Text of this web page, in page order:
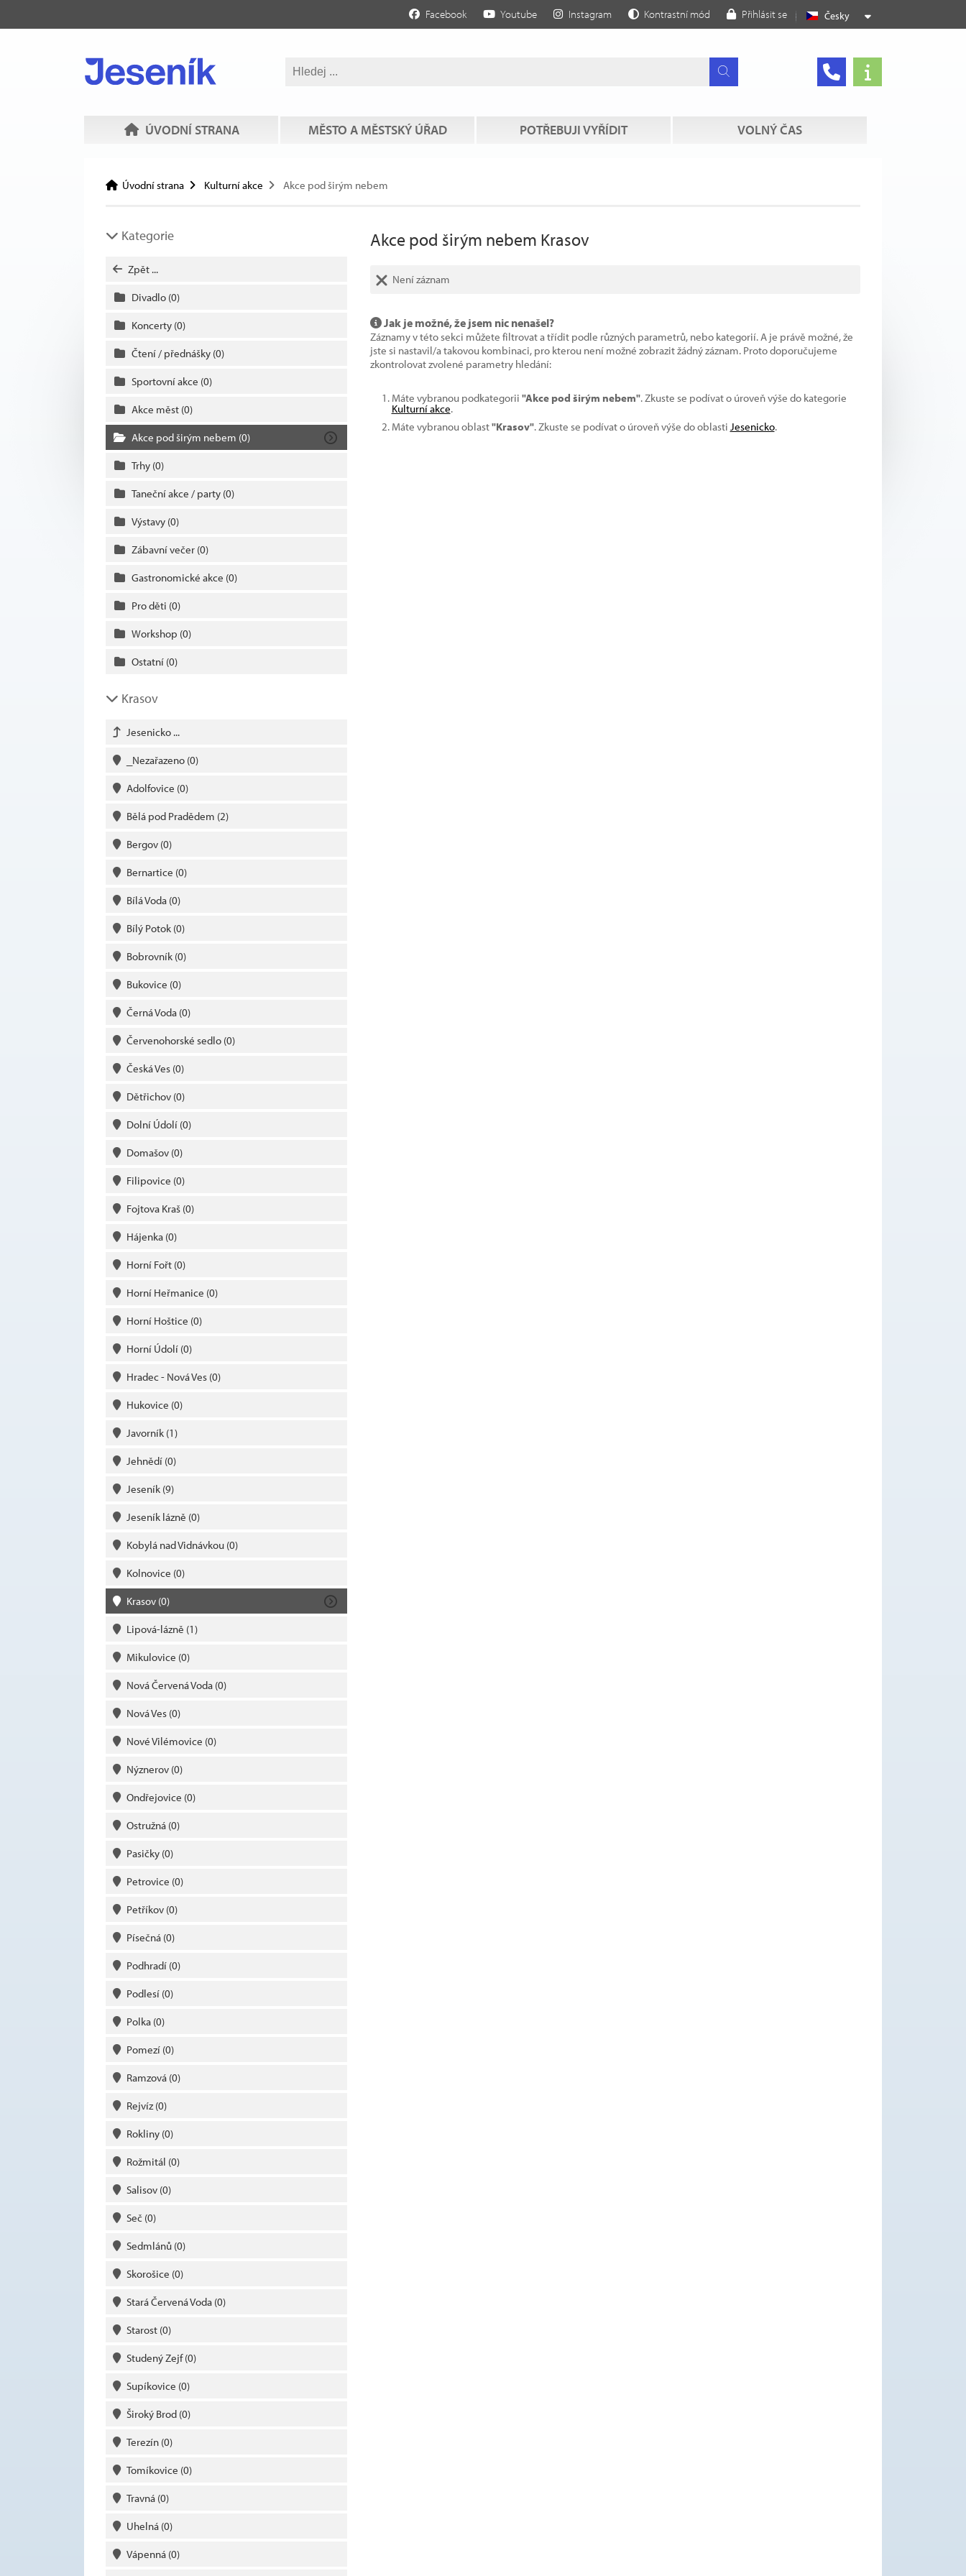
Česky
Facebook Youtube Instagram Kontrastní mód Přihlásit se
ÚVODNÍ STRANA MĚSTO A MĚSTSKÝ ÚŘAD POTŘEBUJI VYŘÍDIT VOLNÝ ČAS
Úvodní strana Kulturní akce Akce pod širým nebem
Kategorie
Zpět ...
Divadlo (0)
Koncerty (0)
Čtení / přednášky (0)
Sportovní akce (0)
Akce měst (0)
Akce pod širým nebem (0)
Trhy (0)
Taneční akce / party (0)
Výstavy (0)
Zábavní večer (0)
Gastronomické akce (0)
Pro děti (0)
Workshop (0)
Ostatní (0)
Krasov
Jesenicko ...
_Nezařazeno (0)
Adolfovice (0)
Bělá pod Pradědem (2)
Bergov (0)
Bernartice (0)
Bílá Voda (0)
Bílý Potok (0)
Bobrovník (0)
Bukovice (0)
Černá Voda (0)
Červenohorské sedlo (0)
Česká Ves (0)
Dětřichov (0)
Dolní Údolí (0)
Domašov (0)
Filipovice (0)
Fojtova Kraš (0)
Hájenka (0)
Horní Fořt (0)
Horní Heřmanice (0)
Horní Hoštice (0)
Horní Údolí (0)
Hradec - Nová Ves (0)
Hukovice (0)
Javorník (1)
Jehnědí (0)
Jeseník (9)
Jeseník lázně (0)
Kobylá nad Vidnávkou (0)
Kolnovice (0)
Krasov (0)
Lipová-lázně (1)
Mikulovice (0)
Nová Červená Voda (0)
Nová Ves (0)
Nové Vilémovice (0)
Nýznerov (0)
Ondřejovice (0)
Ostružná (0)
Pasičky (0)
Petrovice (0)
Petříkov (0)
Písečná (0)
Podhradí (0)
Podlesí (0)
Polka (0)
Pomezí (0)
Ramzová (0)
Rejvíz(0)
Rokliny (0)
Rožmitál (0)
Salisov (0)
Seč (0)
Sedmlánů (0)
Skorošice (0)
Stará Červená Voda (0)
Starost (0)
Studený Zejf(0)
Supíkovice (0)
Široký Brod (0)
Terezín (0)
Tomíkovice (0)
Travná (0)
Uhelná (0)
Vápenná (0)
Akce pod širým nebem Krasov
Není záznam
Jak je možné, že jsem nic nenašel?
Záznamy v této sekci můžete filtrovat a třídit podle různých parametrů, nebo kategorií. A je právě možné, že
jste si nastavil/a takovou kombinaci, pro kterou není možné zobrazit žádný záznam. Proto doporučujeme
zkontrolovat zvolené parametry hledání:
Máte vybranou podkategorii "Akce pod širým nebem". Zkuste se podívat o úroveň výše do kategorie
Kulturní akce.
Máte vybranou oblast"Krasov". Zkuste se podívat o úroveň výše do oblasti Jesenicko.